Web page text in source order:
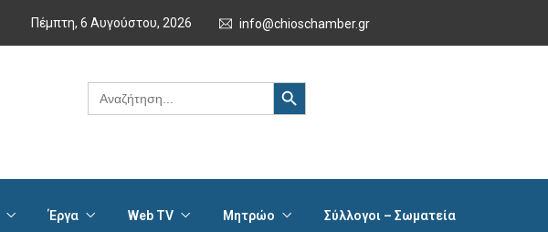
Πέμπτη, 6 Αυγούστου, 2026 info@chioschamber.gr
Search
for:
Search Button
Έργα Web TV Μητρώο Σύλλογοι – Σωματεία